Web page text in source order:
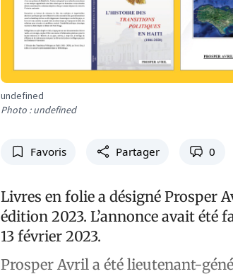
undefined
Photo : undefined
Favoris Partager 0
Livres en folie a désigné Prosper
édition 2023. L’annonce avait été
13 février 2023.
Prosper Avril a été lieutenant-